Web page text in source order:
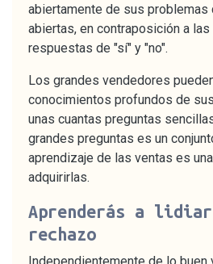
abiertamente de sus problemas
abiertas, en contraposición a
respuestas de "sí" y "no".
Los grandes vendedores
conocimientos profundos de
unas cuantas preguntas
grandes preguntas es un
aprendizaje de las ventas es
adquirirlas.
Aprenderás a
rechazo